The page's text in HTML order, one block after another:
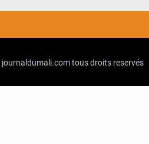
journaldumali.comtous droits reservés